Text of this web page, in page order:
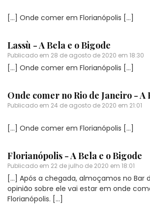
[…] Onde comer em Florianópolis […]
Lassù - A Bela e o Bigode
Publicado em 28 de agosto de 2020 em 18:30
[…] Onde comer em Florianópolis […]
Onde comer no Rio de Janeiro - A
Publicado em 24 de agosto de 2020 em 21:01
[…] Onde comer em Florianópolis […]
Florianópolis - A Bela e o Bigode
Publicado em 22 de julho de 2020 em 18:01
[…] Após a chegada, almoçamos no Bar
opinião sobre ele vai estar em onde
Florianópolis. […]